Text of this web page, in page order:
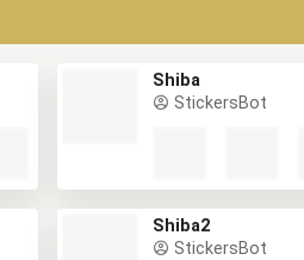
Shiba
StickersBot
Shiba2
StickersBot